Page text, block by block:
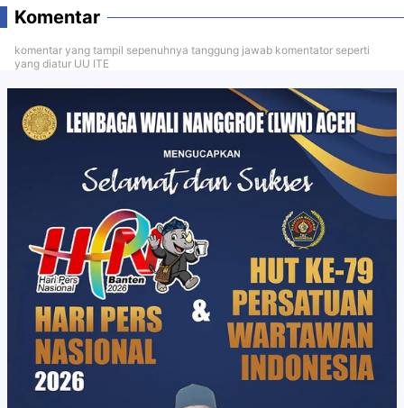
Komentar
komentar yang tampil sepenuhnya tanggung jawab komentator seperti
yang diatur UU ITE